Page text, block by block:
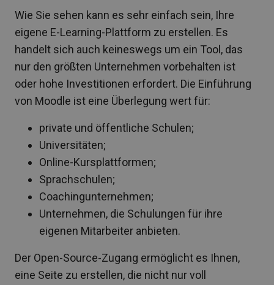
Wie Sie sehen kann es sehr einfach sein, Ihre
eigene E-Learning-Plattform zu erstellen. Es
handelt sich auch keineswegs um ein Tool, das
nur den größten Unternehmen vorbehalten ist
oder hohe Investitionen erfordert. Die Einführung
von Moodle ist eine Überlegung wert für:
private und öffentliche Schulen;
Universitäten;
Online-Kursplattformen;
Sprachschulen;
Coachingunternehmen;
Unternehmen, die Schulungen für ihre
eigenen Mitarbeiter anbieten.
Der Open-Source-Zugang ermöglicht es Ihnen,
eine Seite zu erstellen, die nicht nur voll